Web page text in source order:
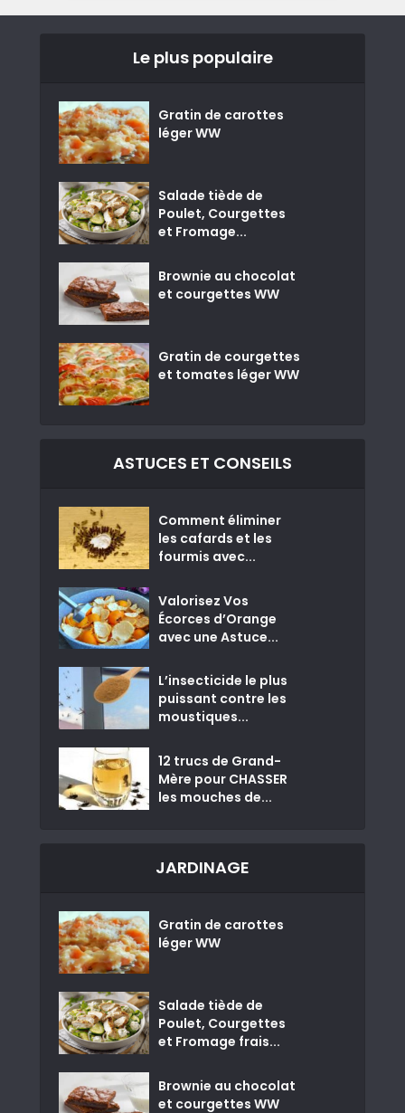
Le plus populaire
Gratin de carottes
léger WW
Salade tiède de
Poulet, Courgettes
et Fromage...
Brownie au chocolat
et courgettes WW
Gratin de courgettes
et tomates léger WW
ASTUCES ET CONSEILS
Comment éliminer
les cafards et les
fourmis avec...
Valorisez Vos
Écorces d’Orange
avec une Astuce...
L’insecticide le plus
puissant contre les
moustiques...
12 trucs de Grand-
Mère pour CHASSER
les mouches de...
JARDINAGE
Gratin de carottes
léger WW
Salade tiède de
Poulet, Courgettes
et Fromage frais...
Brownie au chocolat
et courgettes WW